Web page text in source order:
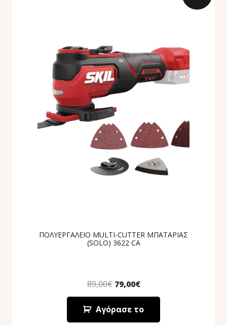
ΠΟΛΥΕΡΓΑΛΕΙΟ MULTI-CUTTER ΜΠΑΤΑΡΙΑΣ
(SOLO) 3622 CA
89,00€ 79,00€
Αγόρασε το